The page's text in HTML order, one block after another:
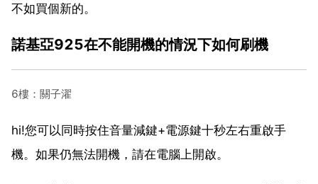
不如買個新的。
諾基亞925在不能開機的情況下如何刷機
6樓：關子濯
hi!您可以同時按住音量減鍵+電源鍵十秒左右重啟手
機。如果仍無法開機，請在電腦上開啟。